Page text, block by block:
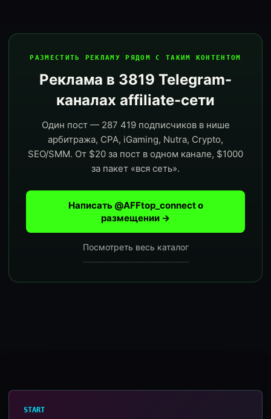
РАЗМЕСТИТЬ РЕКЛАМУ РЯДОМ С ТАКИМ КОНТЕНТОМ
Реклама в 3819 Telegram-
каналах affiliate-сети
Один пост — 287 419 подписчиков в нише
арбитража, CPA, iGaming, Nutra, Crypto,
SEO/SMM. От $20 за пост в одном канале, $1000
за пакет «вся сеть».
Написать @AFFtop_connect о
размещении →
Посмотреть весь каталог
START